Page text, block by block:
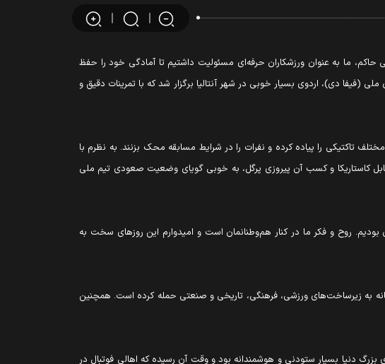
حاکم، ما به عنوان ورزشکاران حرفه‌ای مسئولیت داشتیم تا آمادگی خود را حفظ
(فیفا دی)، اردوی بسیار خوبی در شهر آنتالیا برگزار شد که با تمرینات دقیق و
تاکتیکی را پیاده کرده و نفرات را در شرایط مسابقه محک بزنند. به نظرم با
کاستاریکا و کسب آن پیروزی پرگل، به خوبی گویای وضعیت صعودی تیم ملی
بودیم. روح و فکر ما در کنار هم‌وطنانمان است و امیدوارم این روزهای سخت به
به زیرساخت‌های ورزشی، فرهنگی، تاریخی و صنعتی حمله کرده است. همچنین
بزرگ دنیا بسیار ستودنی و هوشمندانه بود و وقت آن رسیده که اهالی فوتبال در